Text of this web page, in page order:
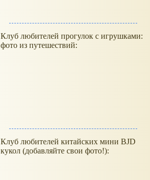
Клуб любителей прогулок с игрушками:
фото из путешествий:
Клуб любителей китайских мини BJD
кукол (добавляйте свои фото!):